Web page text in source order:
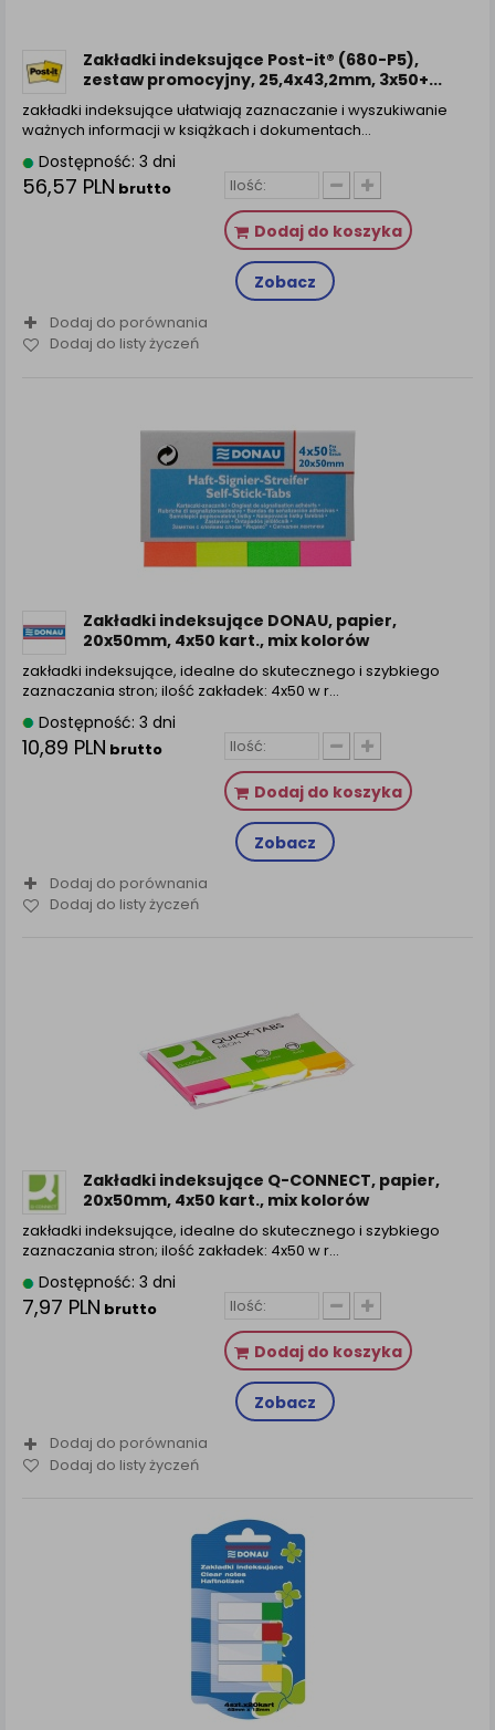
Zakładki indeksujące Post-it® (680-P5),
zestaw promocyjny, 25,4x43,2mm, 3x50+...
zakładki indeksujące ułatwiają zaznaczanie i wyszukiwanie
ważnych informacji w książkach i dokumentach…
Dostępność: 3 dni
56,57 PLN brutto
Dodaj do koszyka
Zobacz
Dodaj do porównania
Dodaj do listy życzeń
Zakładki indeksujące DONAU, papier,
20x50mm, 4x50 kart., mix kolorów
zakładki indeksujące, idealne do skutecznego i szybkiego
zaznaczania stron; ilość zakładek: 4x50 w r...
Dostępność: 3 dni
10,89 PLN brutto
Dodaj do koszyka
Zobacz
Dodaj do porównania
Dodaj do listy życzeń
Zakładki indeksujące Q-CONNECT, papier,
20x50mm, 4x50 kart., mix kolorów
zakładki indeksujące, idealne do skutecznego i szybkiego
zaznaczania stron; ilość zakładek: 4x50 w r...
Dostępność: 3 dni
7,97 PLN brutto
Dodaj do koszyka
Zobacz
Dodaj do porównania
Dodaj do listy życzeń
cenach indywidualnych, ważna jest Państwa
wcześniejsza zgoda której udzieliliście podczas
zakładania konta.
Każda Państwa zgoda jest dobrowolna i można ją w
dowolnym momencie wycofać.
Polityka prywatności (rozwiń)
Klauzula Informacyjna (rozwiń)
Lista Zaufanych Partnerów (rozwiń)